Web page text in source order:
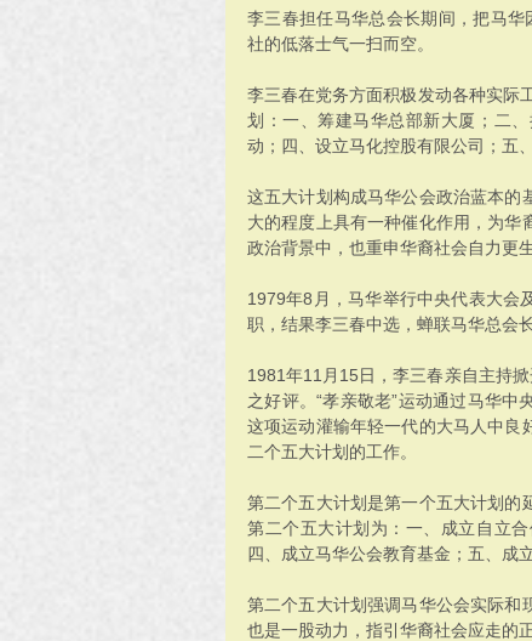
李三春担任马华总会长期间，把马
社的低落士气一扫而空。
李三春在党务方面积极发动各种实际
划：一、筹建马华总部新大厦；二
动；四、设立马化控股有限公司；五
这五大计划构成马华公会政治蓝本的
大的程度上具有一种催化作用，为华
政治背景中，也重申华裔社会自力更
1979年8月，马华举行中央代表大会
职，结果李三春中选，蝉联马华总会长
1981年11月15日，李三春亲自主持
之好评。“孝亲敬老”运动通过马华中
这项运动灌输年轻一代的大马人中良
二个五大计划的工作。
第二个五大计划是第一个五大计划的
第二个五大计划为：一、成立自立
四、成立马华公会教育基金；五、成
第二个五大计划强调马华公会实际和
也是一股动力，指引华裔社会应走的